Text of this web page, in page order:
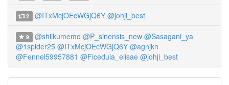
2 @ITxMcjOEcWGjQ6Y @johji_best
9 @shiikumemo @P_sinensis_new @Sasagani_ya
@1spider25 @ITxMcjOEcWGjQ6Y @agnjkn
@Fennel59957881 @Ficedula_elisae @johji_best